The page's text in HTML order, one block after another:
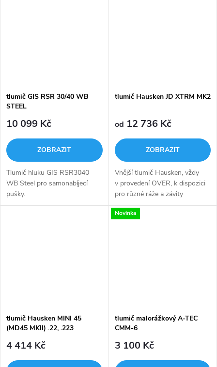
tlumič GIS RSR 30/40 WB
STEEL
10 099 Kč
ZOBRAZIT
Tlumič hluku GIS RSR3040
WB Steel pro samonabíjecí
pušky.
tlumič Hausken JD XTRM MK2
od 12 736 Kč
ZOBRAZIT
Vnější tlumič Hausken, vždy
v provedení OVER, k dispozici
pro různé ráže a závity
tlumič Hausken MINI 45
(MD45 MKII) .22, .223
4 414 Kč
Novinka
tlumič malorážkový A-TEC
CMM-6
3 100 Kč